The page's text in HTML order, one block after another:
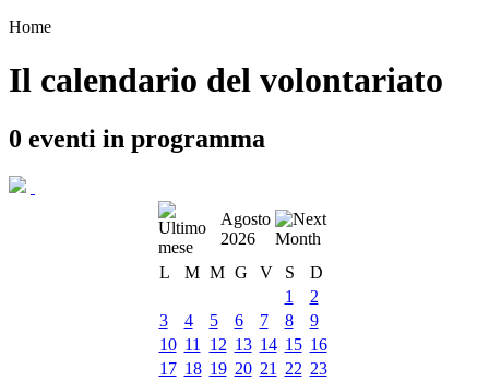
Home
Il calendario del volontariato
0 eventi in programma
Agosto
2026
L
M M G V S
D
1
2
3
4 5 6 7 8
9
10 11 12 13 14 15 16
17 18 19 20 21 22 23